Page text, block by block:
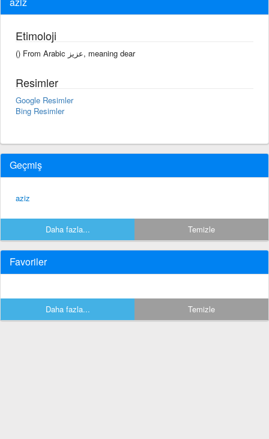
Etimoloji
() From Arabic عزيز, meaning dear
Resimler
Google Resimler
Bing Resimler
Geçmiş
aziz
Daha fazla... Temizle
Favoriler
Daha fazla... Temizle